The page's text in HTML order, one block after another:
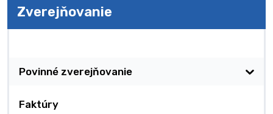
Zverejňovanie
Povinné zverejňovanie
Faktúry